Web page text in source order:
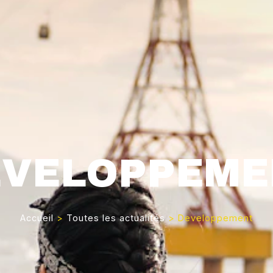
Accueil> Toutes les actualités> Developpement